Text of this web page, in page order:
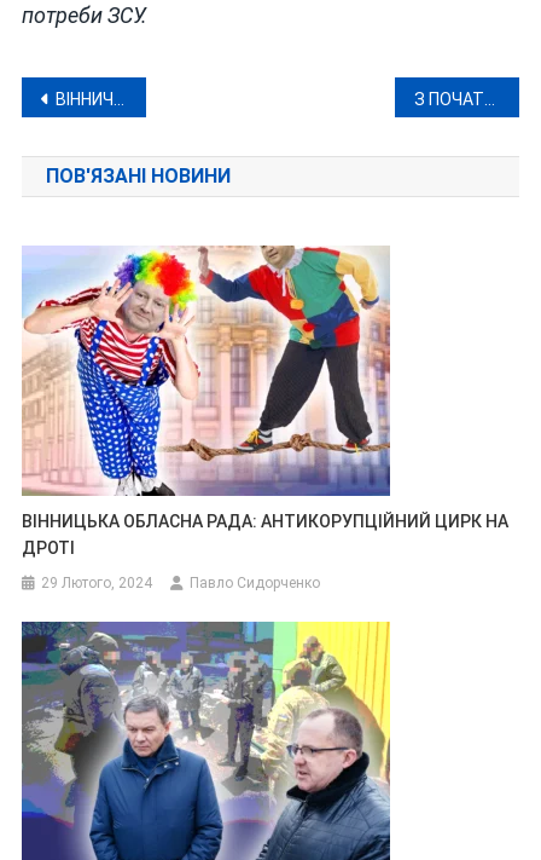
потреби ЗСУ.
Навігація
записів
ВІННИЧАНИ ЗМУСИЛИ ВЛАДУ ВІДДАТИ “ЗАКУМУЛЬОВАНІ” КОШТИ НА ЗСУ
ПОВ'ЯЗАНІ НОВИНИ
ВІННИЦЬКА ОБЛАСНА РАДА: АНТИКОРУПЦІЙНИЙ ЦИРК НА
ДРОТІ
29 Лютого, 2024 Павло Сидорченко